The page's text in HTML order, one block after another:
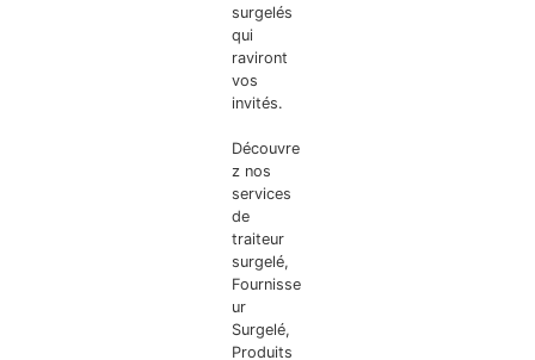
surgelés
qui
raviront
vos
invités.
Découvre
z nos
services
de
traiteur
surgelé,
Fournisse
ur
Surgelé,
Produits